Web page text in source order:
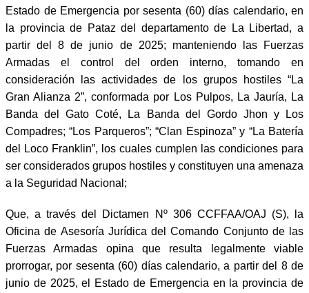
Estado de Emergencia por sesenta (60) días calendario, en
la provincia de Pataz del departamento de La Libertad, a
partir del 8 de junio de 2025; manteniendo las Fuerzas
Armadas el control del orden interno, tomando en
consideración las actividades de los grupos hostiles “La
Gran Alianza 2”, conformada por Los Pulpos, La Jauría, La
Banda del Gato Coté, La Banda del Gordo Jhon y Los
Compadres; “Los Parqueros”; “Clan Espinoza” y “La Batería
del Loco Franklin”, los cuales cumplen las condiciones para
ser considerados grupos hostiles y constituyen una amenaza
a la Seguridad Nacional;
Que, a través del Dictamen Nº 306 CCFFAA/OAJ (S), la
Oficina de Asesoría Jurídica del Comando Conjunto de las
Fuerzas Armadas opina que resulta legalmente viable
prorrogar, por sesenta (60) días calendario, a partir del 8 de
junio de 2025, el Estado de Emergencia en la provincia de